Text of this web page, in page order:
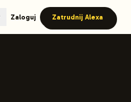
GEO optimization built-in.
Zaloguj Zatrudnij Alexa